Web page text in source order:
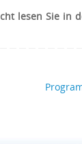
lesen Sie in